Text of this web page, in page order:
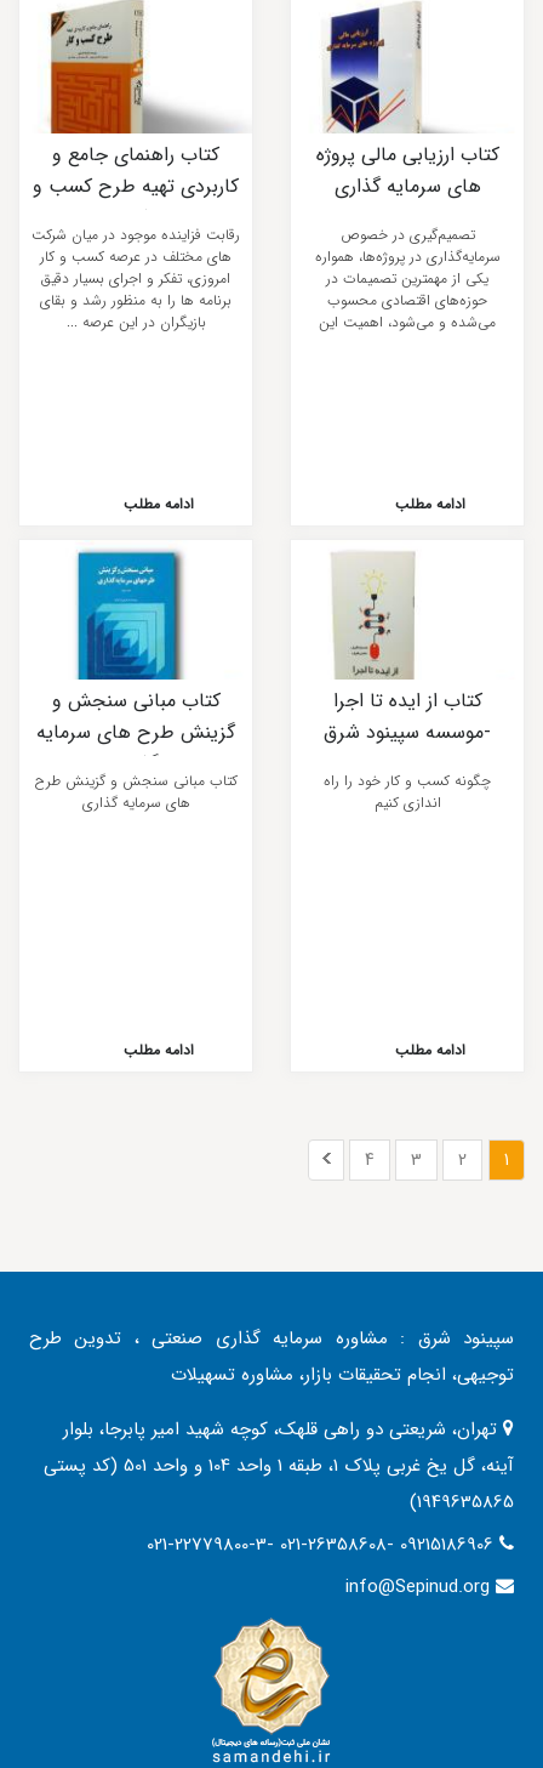
کتاب ارزیابی مالی پروژه
های سرمایه گذاری
تصمیم‌گیری در خصوص
سرمایه‌گذاری در پروژه‌ها، همواره
یکی از مهمترین تصمیمات در
حوزه‌های اقتصادی محسوب
می‌شده و می‌شود، اهمیت این
ادامه مطلب
کتاب راهنمای جامع و
کاربردی تهیه طرح کسب و
کار
رقابت فزاینده موجود در میان شرکت
های مختلف در عرصه کسب و کار
امروزی، تفکر و اجرای بسیار دقیق
برنامه ها را به منظور رشد و بقای
بازیگران در این عرصه ...
ادامه مطلب
کتاب از ایده تا اجرا
-موسسه سپینود شرق
چگونه کسب و کار خود را راه
اندازی کنیم
ادامه مطلب
کتاب مبانی سنجش و
گزینش طرح های سرمایه
گذاری
کتاب مبانی سنجش و گزینش طرح
های سرمایه گذاری
ادامه مطلب
1
2
3
4
سپینود شرق : مشاوره سرمایه گذاری صنعتی ، تدوین طرح
توجیهی، انجام تحقیقات بازار، مشاوره تسهیلات
تهران، شریعتی دو راهی قلهک، کوچه شهید امیر پابرجا، بلوار
آینه، گل یخ غربی پلاک 1، طبقه 1 واحد 104 و واحد 501 (کد پستی
1949635865)
021-22779800-3- 021-26358608- 09215186906
info@Sepinud.org